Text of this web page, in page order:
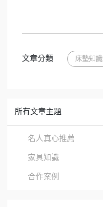
文章分類 床墊知識
所有文章主題
名人真心推薦
家具知識
合作案例